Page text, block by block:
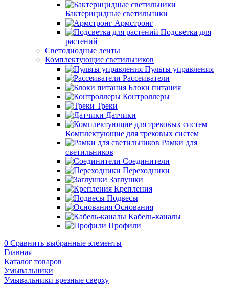
Бактерицидные светильники
Армстронг
Подсветка для
растений
Светодиодные ленты
Комплектующие светильников
Пульты управления
Рассеиватели
Блоки питания
Контроллеры
Треки
Датчики
Комплектующие для трековых систем
Рамки для
светильников
Соединители
Переходники
Заглушки
Крепления
Подвесы
Основания
Кабель-каналы
Профили
0 Сравнить выбранные элементы
Главная
Каталог товаров
Умывальники
Умывальники врезные сверху